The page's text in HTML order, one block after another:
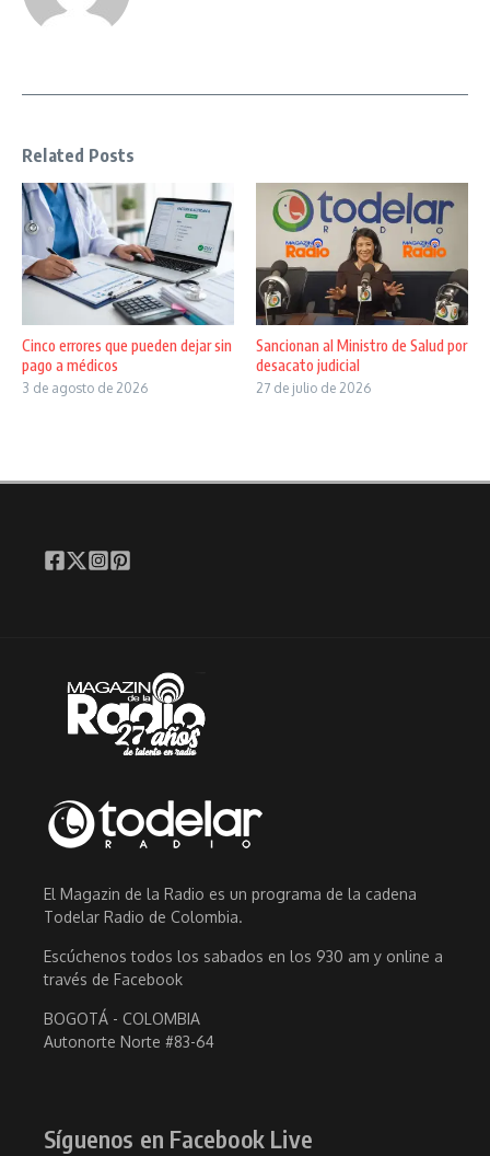
Related Posts
Cinco errores que pueden dejar sin
pago a médicos
3 de agosto de 2026
Sancionan al Ministro de Salud por
desacato judicial
27 de julio de 2026
El Magazin de la Radio es un programa de la cadena
Todelar Radio de Colombia.
Escúchenos todos los sabados en los 930 am y online a
través de Facebook
BOGOTÁ - COLOMBIA
Autonorte Norte #83-64
Síguenos en Facebook Live